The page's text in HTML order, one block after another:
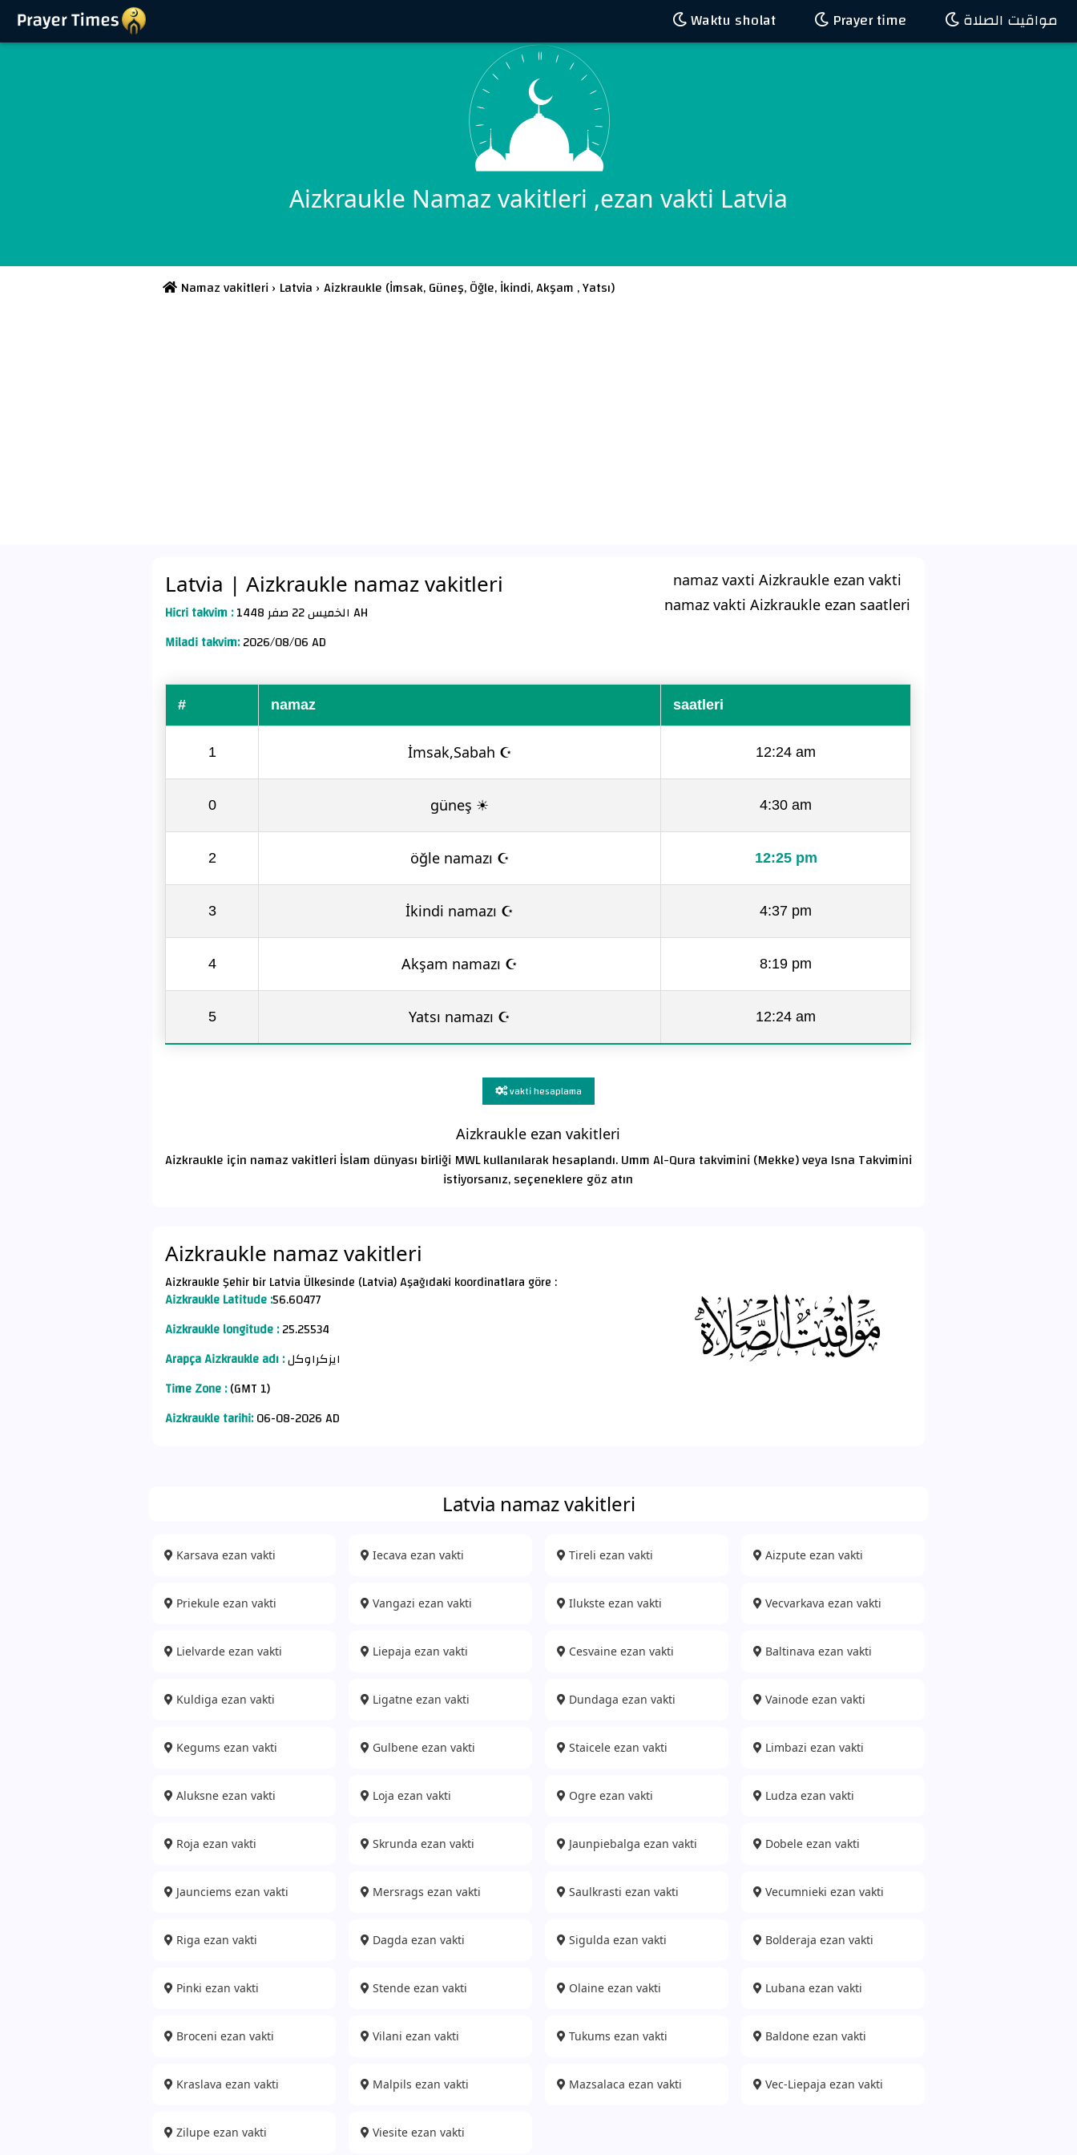
مواقيت الصلاة Prayer time
Waktu sholat
Aizkraukle Namaz vakitleri ,ezan vakti Latvia
Namaz vakitleri› Latvia › Aizkraukle (İmsak,Güneş,Öğle,İkindi,Akşam ,Yatsı)
Latvia | Aizkraukle namaz vakitleri
Hicri takvim :
الخميس 22 صفر 1448 AH
Miladi takvim:2026/08/06 AD
namaz vaxti Aizkraukle ezan vakti
namaz vakti Aizkraukle ezan saatleri
# namaz saatleri
1 İmsak,Sabah ☪ 12:24 am
0 güneş ☀ 4:30 am
2 öğle namazı ☪ 12:25 pm
3 İkindi namazı ☪ 4:37 pm
4 Akşam namazı ☪ 8:19 pm
5 Yatsı namazı ☪ 12:24 am
vakti hesaplama
Aizkraukle ezan vakitleri
Aizkraukle için namaz vakitleri İslam dünyası birliği MWL kullanılarak hesaplandı. Umm Al-Qura takvimini (Mekke) veya Isna Takvimini
istiyorsanız, seçeneklere göz atın
Aizkraukle namaz vakitleri
Aizkraukle Şehir bir Latvia Ülkesinde (Latvia) Aşağıdaki koordinatlara göre :
Aizkraukle Latitude :56.60477
Aizkraukle longitude :25.25534
Arapça Aizkraukle adı :ايزكراوكل
Time Zone :(GMT 1)
Aizkraukle tarihi:06-08-2026 AD
Latvia namaz vakitleri
Karsava ezan vakti Iecava ezan vakti Tireli ezan vakti Aizpute ezan vakti
Priekule ezan vakti Vangazi ezan vakti Ilukste ezan vakti Vecvarkava ezan vakti
Lielvarde ezan vakti Liepaja ezan vakti Cesvaine ezan vakti Baltinava ezan vakti
Kuldiga ezan vakti Ligatne ezan vakti Dundaga ezan vakti Vainode ezan vakti
Kegums ezan vakti Gulbene ezan vakti Staicele ezan vakti Limbazi ezan vakti
Aluksne ezan vakti Loja ezan vakti Ogre ezan vakti Ludza ezan vakti
Roja ezan vakti Skrunda ezan vakti Jaunpiebalga ezan vakti Dobele ezan vakti
Jaunciems ezan vakti Mersrags ezan vakti Saulkrasti ezan vakti Vecumnieki ezan vakti
Riga ezan vakti Dagda ezan vakti Sigulda ezan vakti Bolderaja ezan vakti
Pinki ezan vakti Stende ezan vakti Olaine ezan vakti Lubana ezan vakti
Broceni ezan vakti Vilani ezan vakti Tukums ezan vakti Baldone ezan vakti
Kraslava ezan vakti Malpils ezan vakti Mazsalaca ezan vakti Vec-Liepaja ezan vakti
Zilupe ezan vakti Viesite ezan vakti